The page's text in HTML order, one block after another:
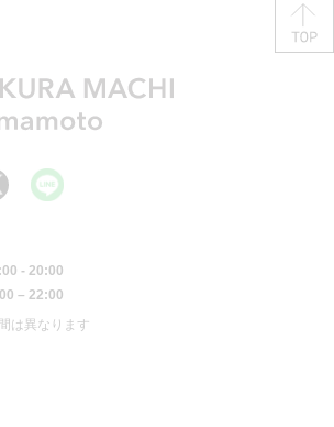
- 20:00
– 22:00
は異なります